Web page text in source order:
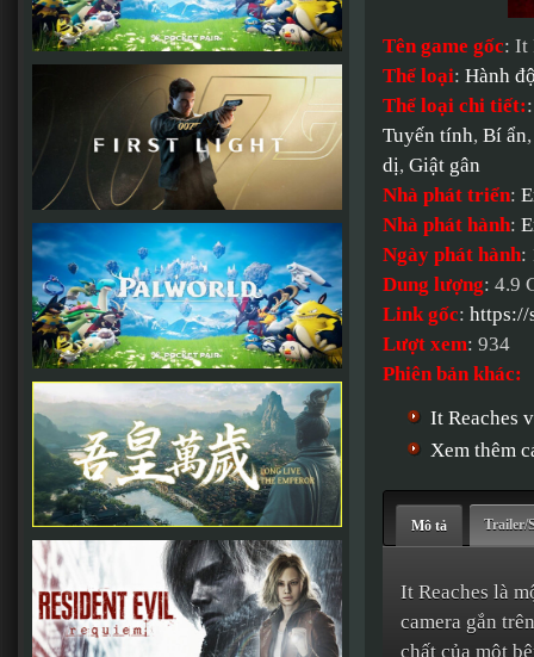
Tên game gốc: It
Thể loại: Hành
Thể loại chi tiết:
Tuyến tính, Bí ẩn
dị, Giật gân
Nhà phát triển:
Nhà phát hành:
Ngày phát hành:
Dung lượng: 4.9
Link gốc: https://
Lượt xem: 934
Phiên bản khác:
It Reaches
Xem thêm
Mô tả Trailer/
It Reaches là
camera gắn
chất của một